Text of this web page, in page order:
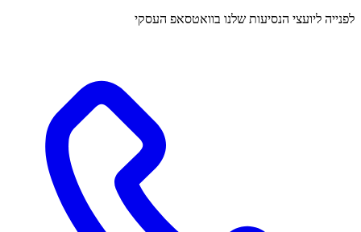
לפנייה ליועצי הנסיעות שלנו בוואטסאפ העסקי